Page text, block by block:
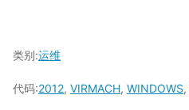
类别:运维
代码:2012, VIRMACH, WINDOWS,